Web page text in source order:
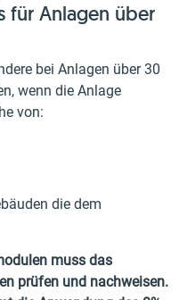
für Anlagen über
bei Anlagen über 30
wenn die Anlage
von:
die dem
muss das
prüfen und nachweisen.